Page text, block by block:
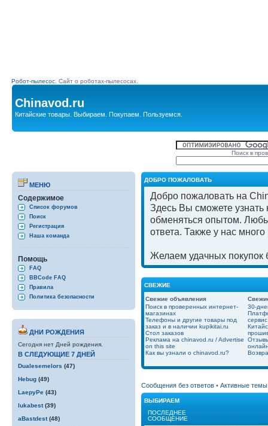
Робот-пылесос. Сайт о роботах-пылесосах.
Chinavod.ru
Китайские товары. Выбираем. Покупаем. Пользуемся.
Поиск в
МЕНЮ
Содержимое
Список форумов
Поиск
Регистрация
Наша команда
Помощь
FAQ
BBCode FAQ
Правила
Политика безопасности
ДНИ РОЖДЕНИЯ
Сегодня нет Дней рождения.
В СЛЕДУЮЩИЕ 7 ДНЕЙ
Dualesemelors (47)
Hebug (49)
LaepyPe (43)
lukabest(39)
aBastdest(48)
ДОБРО ПОЖАЛОВАТЬ
Добро пожаловать на
Здесь Вы сможете узнать
обменяться опытом.
ответа. Также у нас
Желаем удачных покупок
СВЕЖИЕ
Свежие объявления
Поиск в проверенных интернет-
магазинах
Телефоны и другие товары под
заказ и в наличии kupikitai.ru
Стол заказов
Реклама на chinavod.ru / Advertise
on this site
Как вы узнали о chinavod.ru?
30-
Сообщения без ответов • Активные темы
ВЫБИРАЕМ
ПОСЛЕДНЕЕ
СООБЩЕНИЕ